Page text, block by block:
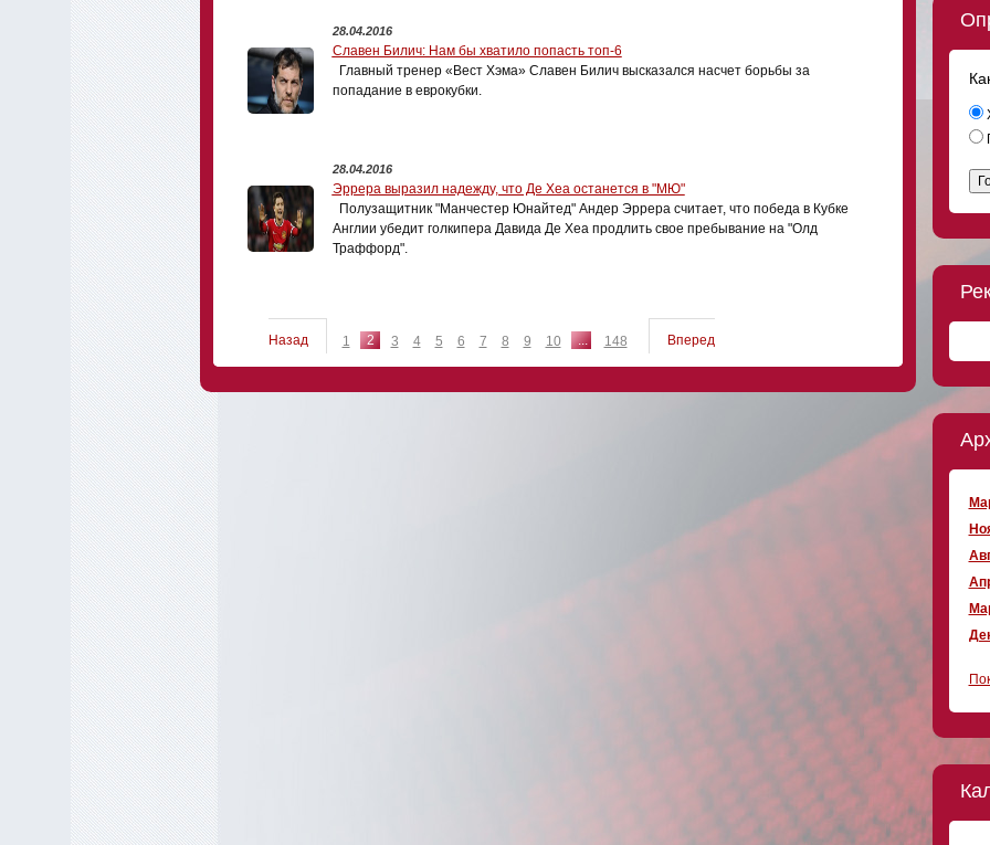
28.04.2016
Славен Билич: Нам бы хватило попасть топ-6
Главный тренер «Вест Хэма» Славен Билич высказался насчет борьбы за
попадание в еврокубки.
28.04.2016
Эррера выразил надежду, что Де Хеа останется в "МЮ"
Полузащитник "Манчестер Юнайтед" Андер Эррера считает, что победа в Кубке
Англии убедит голкипера Давида Де Хеа продлить свое пребывание на "Олд
Траффорд".
Назад 1 2 3 4 5 6 7 8 9 10 ... 148 Вперед